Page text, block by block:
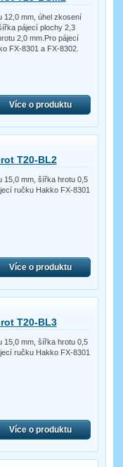
12,0 mm, úhel zkosení
pájecí plochy 2,3
2,0 mm.Pro pájecí
FX-8301 a FX-8302.
Více o produktu
T20-BL2
15,0 mm, šířka hrotu 0,5
ručku Hakko FX-8301
Více o produktu
T20-BL3
15,0 mm, šířka hrotu 0,5
ručku Hakko FX-8301
Více o produktu